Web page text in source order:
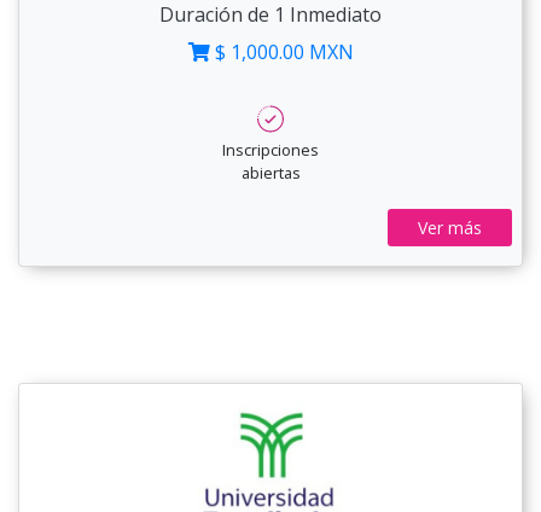
Duración de 1 Inmediato
$ 1,000.00 MXN
Inscripciones
abiertas
Ver más